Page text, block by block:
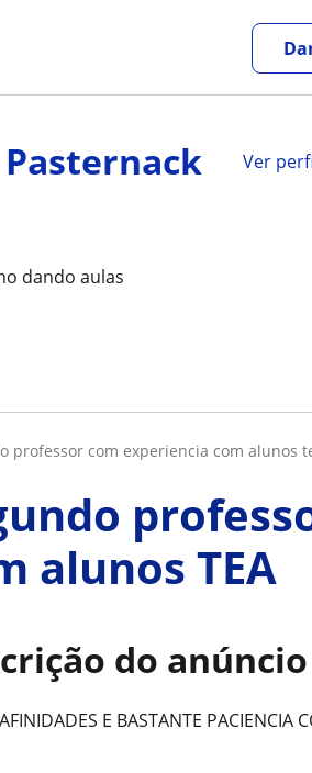
Ver
dando aulas
professor com experiencia com alunos
alunos TEA
do anúncio
E BASTANTE PACIENCIA